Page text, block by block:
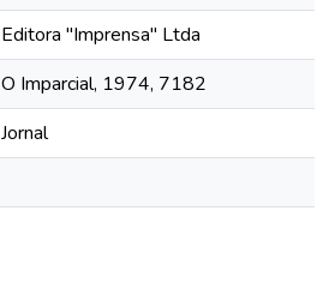
Editora "Imprensa" Ltda
O Imparcial, 1974, 7182
Jornal